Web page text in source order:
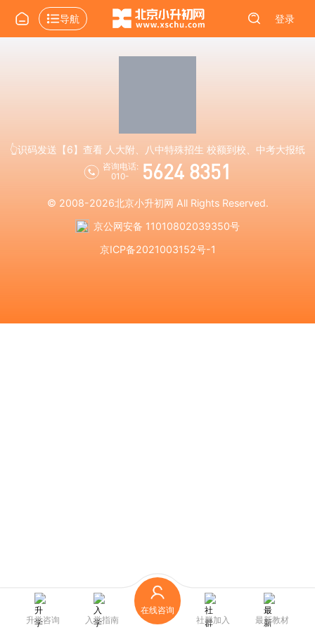
导航 登录
👆识码发送【6】查看 人大附、八中特殊招生 校额到校、中考大报纸
咨询电话:
010-
5624 8351
© 2008-2026北京小升初网 All Rights Reserved.
京公网安备 11010802039350号
京ICP备2021003152号-1
升学咨询 入学指南
在线咨询
社群加入
最新教材